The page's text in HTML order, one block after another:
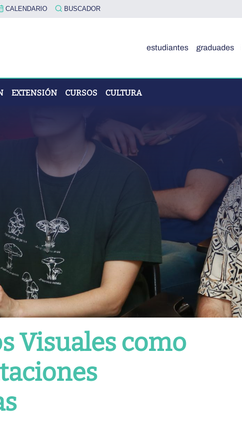
CALENDARIO BUSCADOR
estudiantes graduades
EXTENSIÓN CURSOS CULTURA
Visuales como